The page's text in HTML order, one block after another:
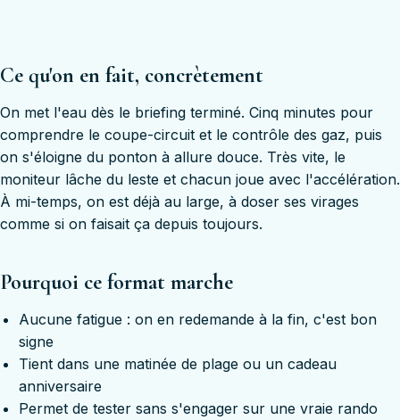
Ce qu'on en fait, concrètement
On met l'eau dès le briefing terminé. Cinq minutes pour
comprendre le coupe-circuit et le contrôle des gaz, puis
on s'éloigne du ponton à allure douce. Très vite, le
moniteur lâche du leste et chacun joue avec l'accélération.
À mi-temps, on est déjà au large, à doser ses virages
comme si on faisait ça depuis toujours.
Pourquoi ce format marche
Aucune fatigue : on en redemande à la fin, c'est bon
signe
Tient dans une matinée de plage ou un cadeau
anniversaire
Permet de tester sans s'engager sur une vraie rando